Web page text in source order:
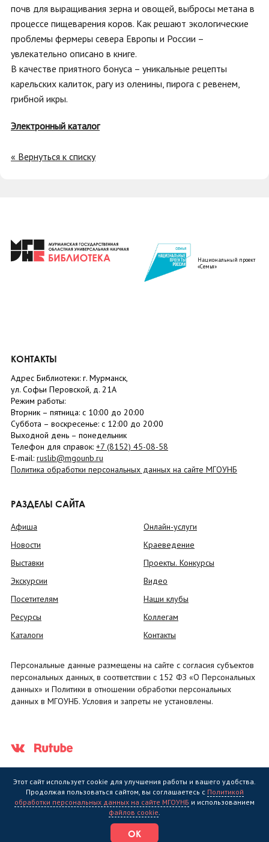
почв для выращивания зерна и овощей, выбросы метана в
процессе пищеварения коров. Как решают экологические
проблемы фермеры севера Европы и России –
увлекательно описано в книге.
В качестве приятного бонуса – уникальные рецепты
карельских калиток, рагу из оленины, пирога с ревенем,
грибной икры.
Электронный каталог
« Вернуться к списку
Национальный проект
«Семья»
КОНТАКТЫ
Адрес Библиотеки: г. Мурманск,
ул. Софьи Перовской, д. 21А
Режим работы:
Вторник – пятница: с 10:00 до 20:00
Суббота – воскресенье: c 12:00 до 20:00
Выходной день – понедельник
Телефон для справок: +7 (8152) 45-08-58
E-mail: ruslib@mgounb.ru
Политика обработки персональных данных на сайте МГОУНБ
РАЗДЕЛЫ САЙТА
Афиша
Новости
Выставки
Экскурсии
Посетителям
Ресурсы
Каталоги
Онлайн-услуги
Краеведение
Проекты. Конкурсы
Видео
Наши клубы
Коллегам
Контакты
Персональные данные размещены на сайте с согласия субъектов
персональных данных, в соответствии с 152 ФЗ «О Персональных
данных» и Политики в отношении обработки персональных
данных в МГОУНБ. Условия и запреты не установлены.
Государственное областное бюджетное учреждение культуры
библиотека" (МГОУНБ) © 2006 - 2026
Этот сайт использует cookie для улучшения работы и вашего удобства.
Продолжая пользоваться сайтом, вы соглашаетесь с Политикой
обработки персональных данных на сайте МГОУНБ и использованием
файлов cookie.
ОК